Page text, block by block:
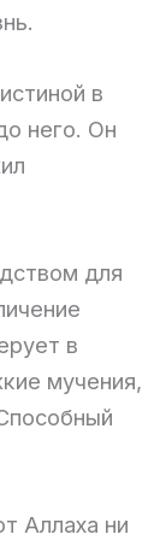
в
него. Он
для
в
мучения,
Аллаха ни